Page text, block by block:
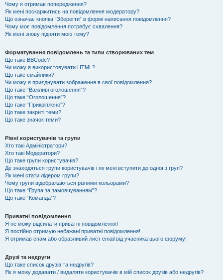
Чому я отримав попередження?
Як мені поскаржитись на повідомлення модератору?
Що означає кнопка “Зберегти” в формі написання повідомлення?
Чому моє повідомлення потребує схвалення?
Як мені знову підняти мою тему?
Форматування повідомлень та типи створюваних тем
Що таке BBCode?
Чи можу я використовувати HTML?
Що таке смайлики?
Чи можу я приєднувати зображення в свої повідомлення?
Що таке “Важливі оголошення”?
Що таке “Оголошення”?
Що таке “Прикріплено”?
Що таке закриті теми?
Що таке значок теми?
Рівні користувачів та групи
Хто такі Адміністратори?
Хто такі Модератори?
Що таке групи користувачів?
Де знаходяться групи користувачів і як мені вступити до одної з груп?
Як мені стати лідером групи?
Чому групи відображаються різними кольорами?
Що таке “Група за замовчуванням”?
Що таке “Команда”?
Приватні повідомлення
Я не можу відсилати приватні повідомлення!
Я постійно отримую небажані приватні повідомлення!
Я отримав спам або образливий лист email від учасника цього форуму!
Друзі та недруги
Що таке список друзів та недругів?
Як я можу додавати / видаляти користувачів в мій список друзів або недругів?